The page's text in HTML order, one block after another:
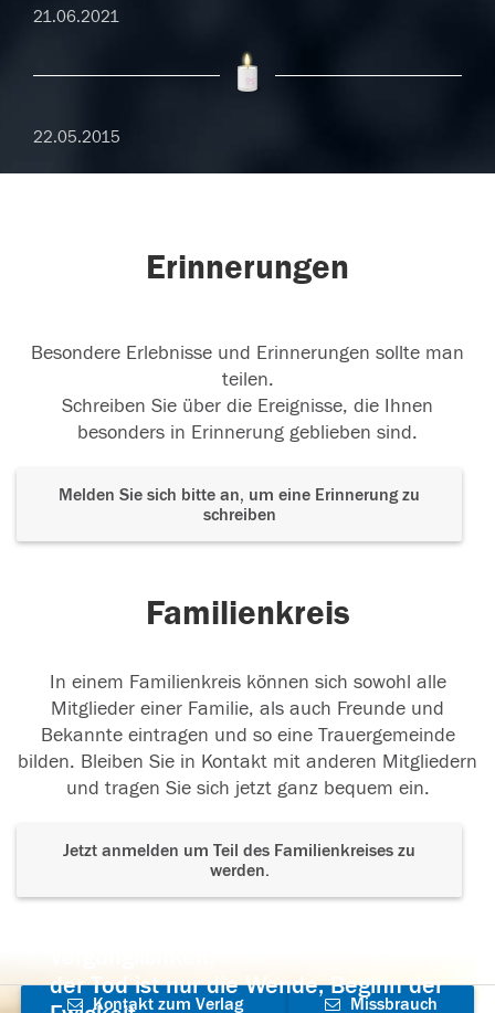
21.06.2021
22.05.2015
Erinnerungen
Besondere Erlebnisse und Erinnerungen sollte man
teilen.
Schreiben Sie über die Ereignisse, die Ihnen
besonders in Erinnerung geblieben sind.
Melden Sie sich bitte an, um eine Erinnerung zu
schreiben
Familienkreis
In einem Familienkreis können sich sowohl alle
Mitglieder einer Familie, als auch Freunde und
Bekannte eintragen und so eine Trauergemeinde
bilden. Bleiben Sie in Kontakt mit anderen Mitgliedern
und tragen Sie sich jetzt ganz bequem ein.
Jetzt anmelden um Teil des Familienkreises zu
werden.
der Tod ist nur die Wende, Beginn der
Kontakt zum Verlag Missbrauch